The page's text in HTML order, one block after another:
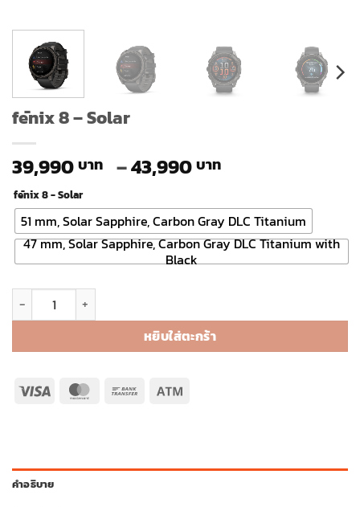
fēnix 8 – Solar
39,990 –43,990
39,990 ฿
through
43,990 ฿
fēnix 8 - Solar
51 mm, Solar Sapphire, Carbon Gray DLC Titanium
47 mm, Solar Sapphire, Carbon Gray DLC Titanium with
Black
จำนวน fēnix 8 - Solar ชิ้น
หยิบใส่ตะกร้า
Visa MasterCard
Bank
คำอธิบาย